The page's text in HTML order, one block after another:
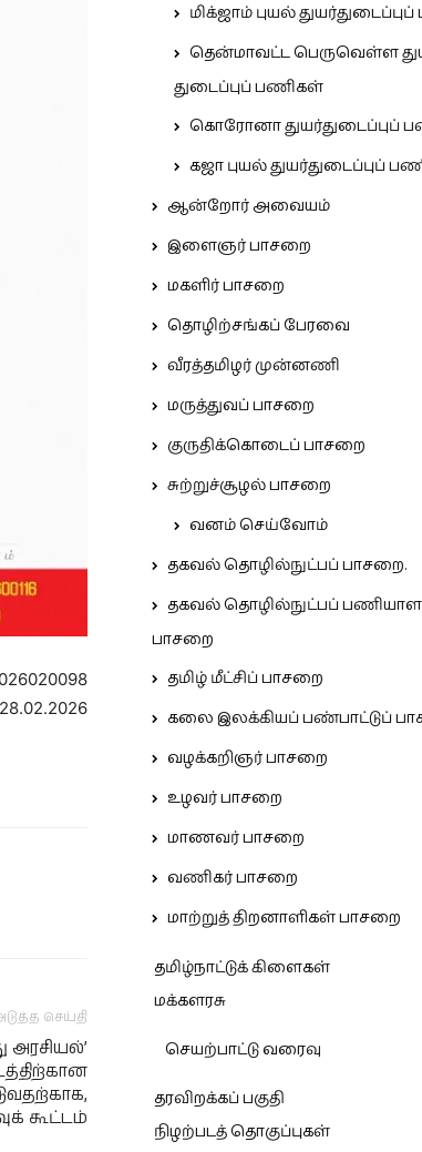
செய்தி
அரசியல்’
கூட்டம்
மிக்ஜாம் புயல்
தென்மாவட்ட பெருவெள்ள
துடைப்புப் பணிகள்
கொரோனா துயர்துடைப்புப்
கஜா புயல் துயர்துடைப்புப்
ஆன்றோர் அவையம்
இளைஞர் பாசறை
மகளிர் பாசறை
தொழிற்சங்கப் பேரவை
வீரத்தமிழர் முன்னணி
மருத்துவப் பாசறை
குருதிக்கொடைப் பாசறை
சுற்றுச்சூழல் பாசறை
வனம் செய்வோம்
தகவல் தொழில்நுட்பப் பாசறை.
தகவல் தொழில்நுட்பப்
பாசறை
தமிழ் மீட்சிப் பாசறை
கலை இலக்கியப் பண்பாட்டுப்
வழக்கறிஞர் பாசறை
உழவர் பாசறை
மாணவர் பாசறை
வணிகர் பாசறை
மாற்றுத் திறனாளிகள் பாசறை
தமிழ்நாட்டுக் கிளைகள்
மக்களரசு
செயற்பாட்டு வரைவு
தரவிறக்கப் பகுதி
நிழற்படத் தொகுப்புகள்